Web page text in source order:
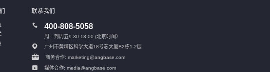
联系我们
400-808-5058
周一到周五9:30-18:00 (北京时间）
广州市黄埔区科学大道18号芯大厦B2栋1-2层
商务合作: marketing@angbase.com
媒体合作: media@angbase.com